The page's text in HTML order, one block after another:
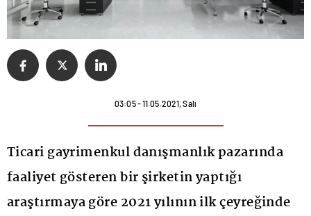
03:05 - 11.05.2021, Salı
Ticari gayrimenkul danışmanlık pazarında
faaliyet gösteren bir şirketin yaptığı
araştırmaya göre 2021 yılının ilk çeyreğinde